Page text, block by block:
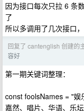
因为接口每次只拉 6 条
了
所以多调用了几次接口
回复了 cantenglish 创建的
容好
第一期关键词整理：
const foolsNames = "娱
嘉然、唱片、华语、乐